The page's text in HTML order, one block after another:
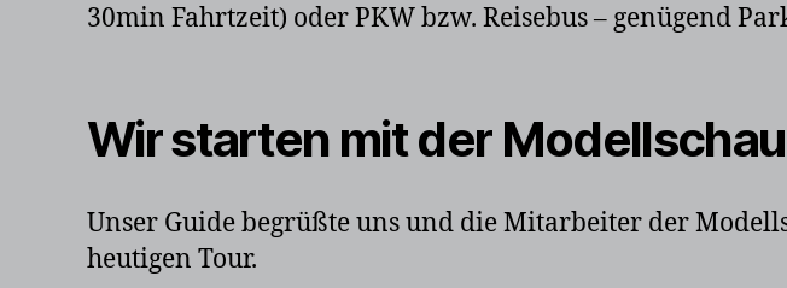
30min Fahrtzeit) oder PKW bzw. Reisebus – genügend
Wir starten mit der Modellschau
Unser Guide begrüßte uns und die Mitarbeiter der
heutigen Tour.